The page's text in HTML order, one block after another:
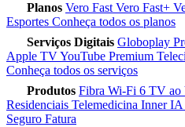
Planos Vero Fast Vero Fast+
Esportes Conheça todos os planos
Serviços Digitais Globoplay
Apple TVYouTube Premium
Conheça todos os serviços
Produtos Fibra Wi-Fi 6 TV ao
Residenciais Telemedicina Inner IA
Seguro Fatura